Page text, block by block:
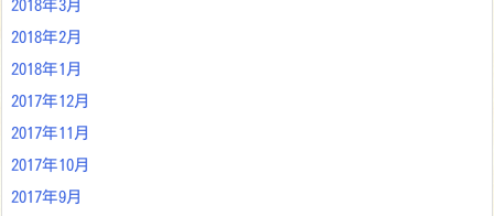
2018年3月
2018年2月
2018年1月
2017年12月
2017年11月
2017年10月
2017年9月